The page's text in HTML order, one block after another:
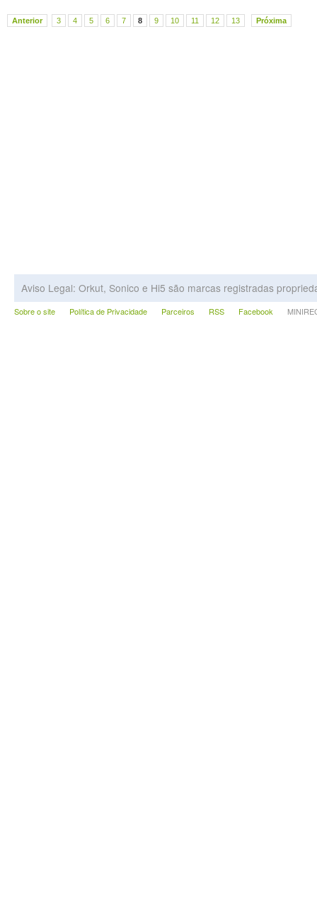
Anterior 3 4 5 6 7 8 9 10 11 12 13 Próxima
Aviso Legal: Orkut, Sonico e Hi5 são marcas registradas
Sobre o site Política de Privacidade Parceiros RSS Facebook